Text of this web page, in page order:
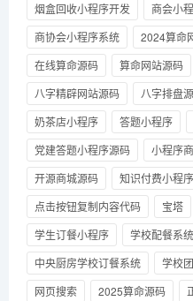
烟盒回收小程序开发
商会小
商协会小程序系统
2024算命
在线算命源码
算命网站源码
八字精辟网站源码
八字排盘
奶茶店小程序
答题小程序
党建答题小程序源码
小程序
开源商城源码
知识付费小程序
点击按钮复制内容代码
宝塔
学生订餐小程序
学校配餐系统
中央厨房学校订餐系统
学校
网页搜索
2025算命源码